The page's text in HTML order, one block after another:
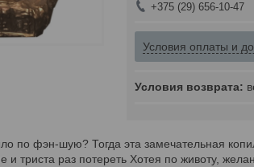
+375 (29) 656-10-47
Условия оплаты и
по фэн-шую? Тогда эта замечательная
и триста раз потереть Хотея по животу,